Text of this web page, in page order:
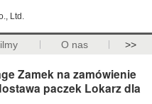
Ltd.
O nas >>
Zamek na zamówienie
paczek Lokarz dla